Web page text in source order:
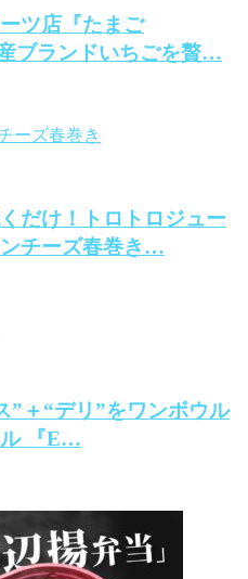
ツ店『たまご
ブランドいちごを贅…
だけ！トロトロジュー
チーズ春巻き…
”＋“デリ”をワンボウル
ル 『E…